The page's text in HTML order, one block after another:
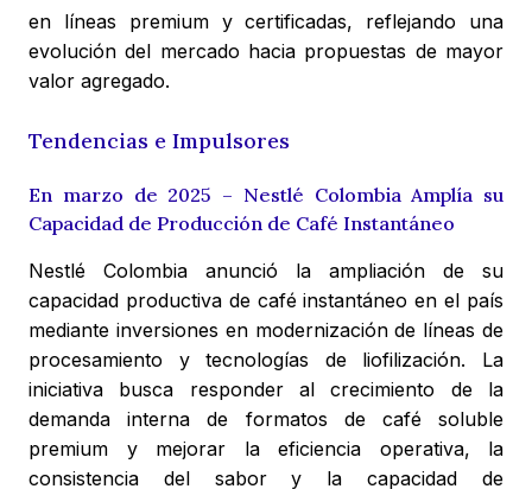
en líneas premium y certificadas, reflejando una
evolución del mercado hacia propuestas de mayor
valor agregado.
Tendencias e Impulsores
En marzo de 2025 – Nestlé Colombia Amplía su
Capacidad de Producción de Café Instantáneo
Nestlé Colombia anunció la ampliación de su
capacidad productiva de café instantáneo en el país
mediante inversiones en modernización de líneas de
procesamiento y tecnologías de liofilización. La
iniciativa busca responder al crecimiento de la
demanda interna de formatos de café soluble
premium y mejorar la eficiencia operativa, la
consistencia del sabor y la capacidad de